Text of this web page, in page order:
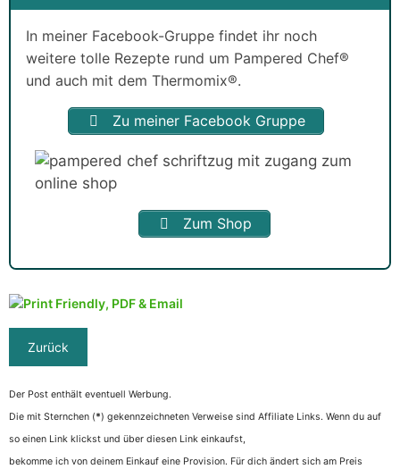
In meiner Facebook-Gruppe findet ihr noch
weitere tolle Rezepte rund um Pampered Chef®
und auch mit dem Thermomix®.
Zu meiner Facebook Gruppe
Zum Shop
Der Post enthält eventuell Werbung.
Die mit Sternchen (*) gekennzeichneten Verweise sind Affiliate Links. Wenn du auf
so einen Link klickst und über diesen Link einkaufst,
bekomme ich von deinem Einkauf eine Provision. Für dich ändert sich am Preis